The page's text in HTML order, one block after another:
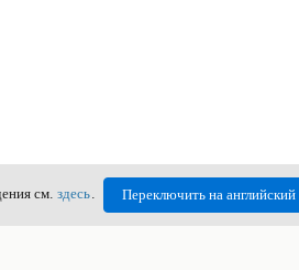
см. здесь. Переключить на английский